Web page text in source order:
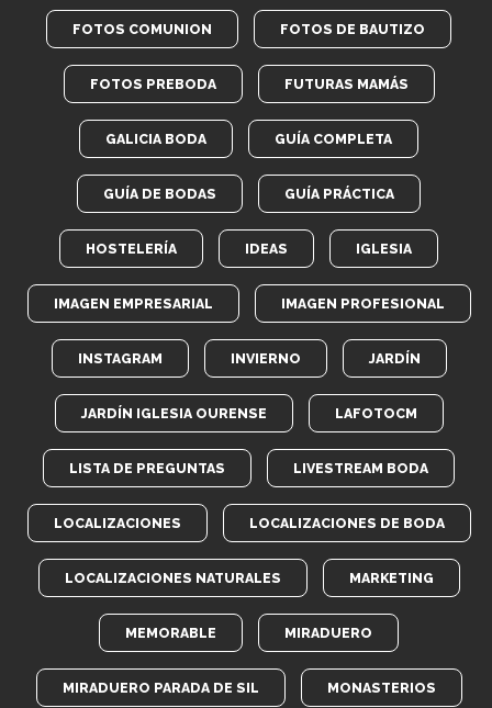
FOTOS COMUNION FOTOS DE BAUTIZO
FOTOS PREBODA FUTURAS MAMÁS
GALICIA BODA GUÍA COMPLETA
GUÍA DE BODAS GUÍA PRÁCTICA
HOSTELERÍA IDEAS IGLESIA
IMAGEN EMPRESARIAL IMAGEN PROFESIONAL
INSTAGRAM INVIERNO JARDÍN
JARDÍN IGLESIA OURENSE LAFOTOCM
LISTA DE PREGUNTAS LIVESTREAM BODA
LOCALIZACIONES LOCALIZACIONES DE BODA
LOCALIZACIONES NATURALES MARKETING
MEMORABLE MIRADUERO
MIRADUERO PARADA DE SIL MONASTERIOS